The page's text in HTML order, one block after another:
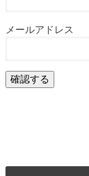
メールアドレス